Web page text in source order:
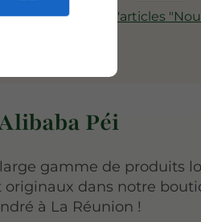
Plus d'articles
Péi
gamme de produits
dans notre
à La Réunion !